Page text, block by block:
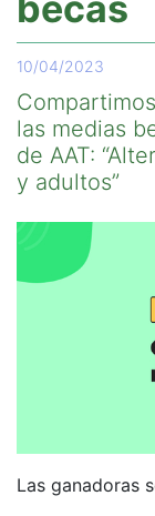
10/04/2023
las medias
de AAT:
y adultos”
Las ganadoras